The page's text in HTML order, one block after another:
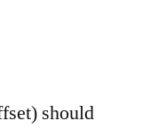
should